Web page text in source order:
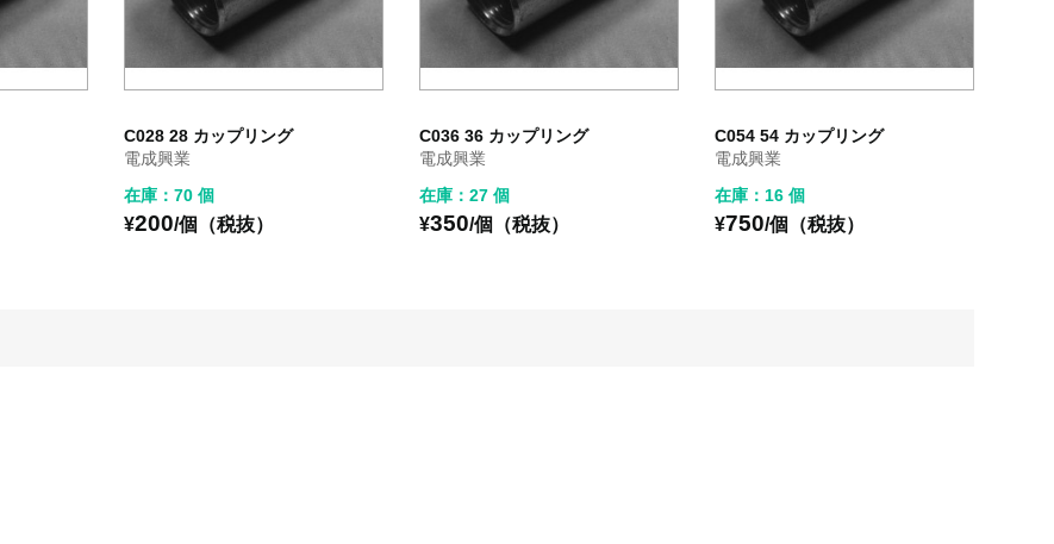
C028 28 カップリング
電成興業
在庫：70 個
¥200/個（税抜）
C036 36 カップリング
電成興業
在庫：27 個
¥350/個（税抜）
C054 54 カップリング
電成興業
在庫：16 個
¥750/個（税抜）